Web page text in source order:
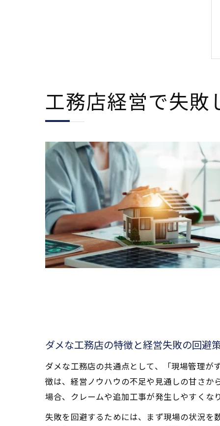
工務店経営で失敗
ダメな工務店の特徴と経営失敗の回避
ダメな工務店の共通点として、「現場管理が
徴は、経営ノウハウの不足や見通しの甘さか
場合、クレームや追加工事が発生しやすくな
失敗を回避するためには、まず現場の状況